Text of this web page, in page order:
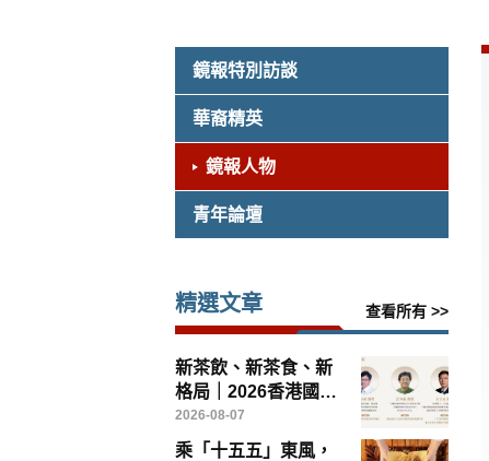
鏡報特別訪談
華裔精英
鏡報人物
青年論壇
精選文章 查看所有 >>
新茶飲、新茶食、新
格局｜2026香港國際
茶文化論壇8月14日
灣仔啟幕
2026-08-07
乘「十五五」東風，